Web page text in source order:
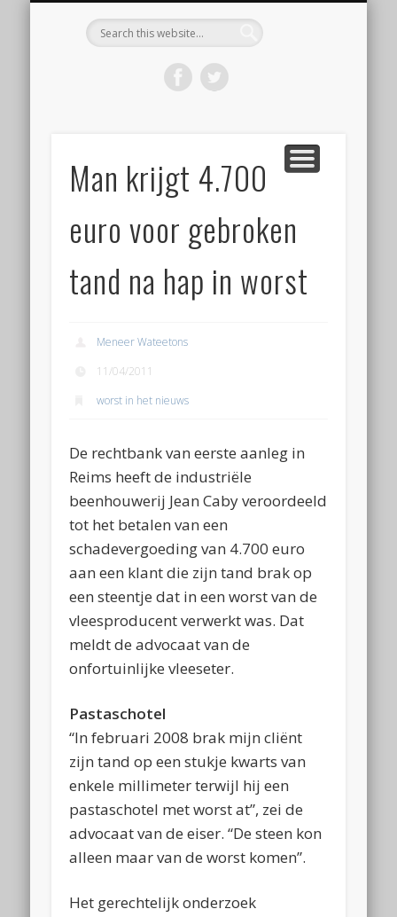
Worstlog
Man krijgt 4.700
euro voor gebroken
tand na hap in worst
Meneer Wateetons
11/04/2011
worst in het nieuws
De rechtbank van eerste aanleg in
Reims heeft de industriële
beenhouwerij Jean Caby veroordeeld
tot het betalen van een
schadevergoeding van 4.700 euro
aan een klant die zijn tand brak op
een steentje dat in een worst van de
vleesproducent verwerkt was. Dat
meldt de advocaat van de
onfortuinlijke vleeseter.
Pastaschotel
“In februari 2008 brak mijn cliënt
zijn tand op een stukje kwarts van
enkele millimeter terwijl hij een
pastaschotel met worst at”, zei de
advocaat van de eiser. “De steen kon
alleen maar van de worst komen”.
Het gerechtelijk onderzoek